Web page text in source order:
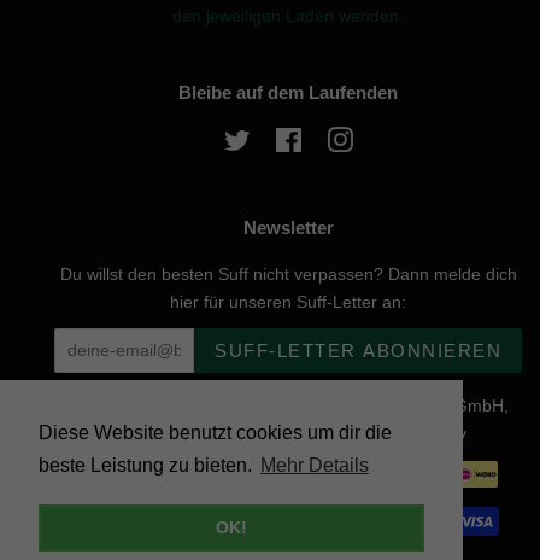
Diese Website benutzt cookies um dir die
beste Leistung zu bieten. Mehr Details
OK!
den jeweiligen Laden wenden.
Bleibe auf dem Laufenden
Twitter Facebook
Newsletter
Du willst den besten Suff nicht verpassen? Dann melde dich
hier für unseren Suff-Letter an:
SUFF-LETTER ABONNIEREN
Urheberrecht © 2026, website created by Naturgenuss GmbH,
Nobelstraße 20, 12057 Berlin - Powered by Shopify
Zahlungsarten